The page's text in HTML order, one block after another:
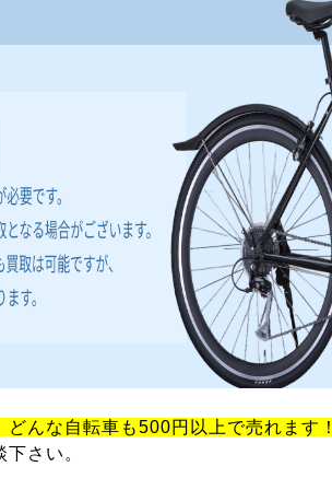
どんな自転車も500円以上で売れます
さい。